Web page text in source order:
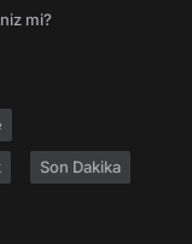
mi?
Son Dakika